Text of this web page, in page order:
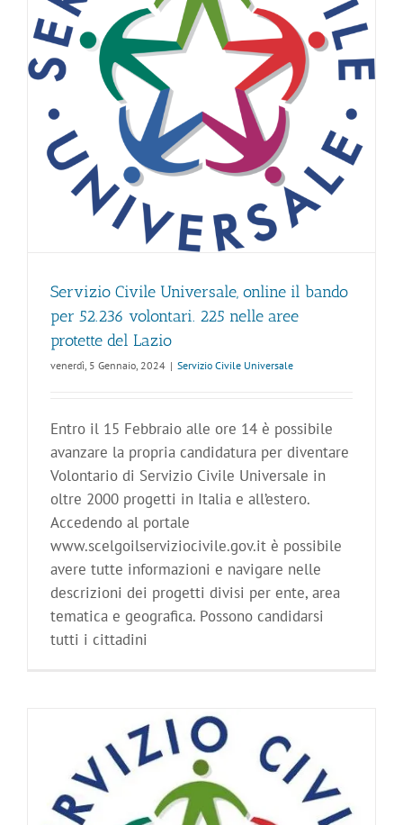
Servizio Civile Universale, online il bando
per 52.236 volontari. 225 nelle aree
protette del Lazio
venerdì, 5 Gennaio, 2024 | Servizio Civile Universale
Entro il 15 Febbraio alle ore 14 è possibile
avanzare la propria candidatura per diventare
Volontario di Servizio Civile Universale in
oltre 2000 progetti in Italia e all’estero.
Accedendo al portale
www.scelgoilserviziocivile.gov.it è possibile
avere tutte informazioni e navigare nelle
descrizioni dei progetti divisi per ente, area
tematica e geografica. Possono candidarsi
tutti i cittadini